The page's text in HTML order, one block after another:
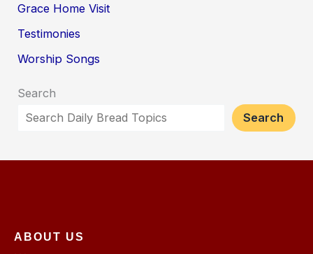
Grace Home Visit
Testimonies
Worship Songs
Search
Search
ABOUT US